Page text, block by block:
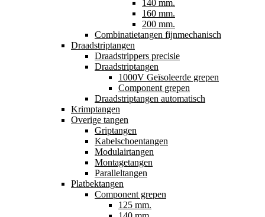
140 mm.
160 mm.
200 mm.
Combinatietangen fijnmechanisch
Draadstriptangen
Draadstrippers precisie
Draadstriptangen
1000V Geïsoleerde grepen
Component grepen
Draadstriptangen automatisch
Krimptangen
Overige tangen
Griptangen
Kabelschoentangen
Modulairtangen
Montagetangen
Paralleltangen
Platbektangen
Component grepen
125 mm.